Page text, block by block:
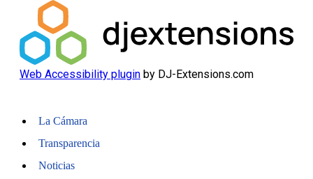
Web Accessibility plugin by DJ-Extensions.com
La Cámara
Transparencia
Noticias